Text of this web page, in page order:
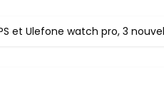
et Ulefone watch pro, 3